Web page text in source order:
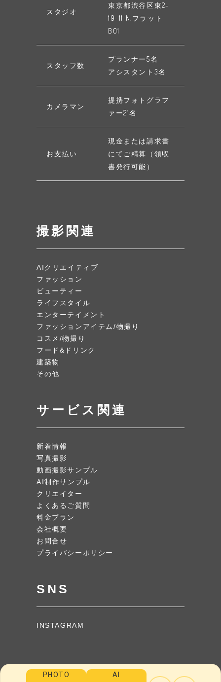
撮影関連
AIクリエイティブ
ファッション
ビューティー
ライフスタイル
エンターテイメント
ファッションアイテム/物撮り
コスメ/物撮り
フード&ドリンク
建築物
その他
サービス関連
新着情報
写真撮影
動画撮影サンプル
AI制作サンプル
クリエイター
よくあるご質問
料金プラン
会社概要
お問合せ
プライバシーポリシー
SNS
INSTAGRAM
PHOTO AI
スタジオ
東京都渋谷区東2-
19-11 N.フラット
B01
スタッフ数
プランナー5名
アシスタント3名
カメラマン
提携フォトグラフ
ァー21名
お支払い
現金または請求書
にてご精算（領収
書発行可能）